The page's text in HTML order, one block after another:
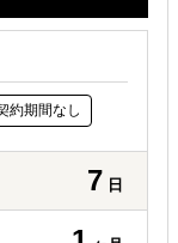
約期間なし
7 日